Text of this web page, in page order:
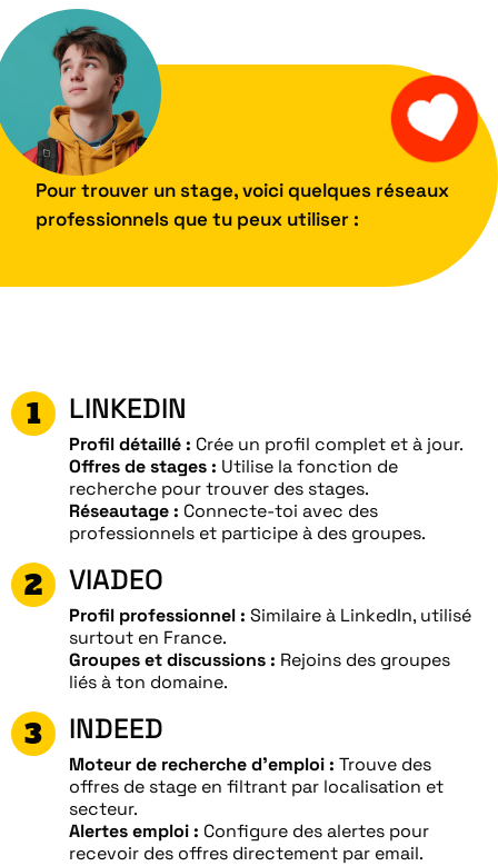
Pour trouver un stage, voici quelques réseaux
professionnels que tu peux utiliser :
LINKEDIN
Profil détaillé : Crée un profil complet et à jour.
Offres de stages : Utilise la fonction de
recherche pour trouver des stages.
Réseautage : Connecte-toi avec des
professionnels et participe à des groupes.
VIADEO
Profil professionnel : Similaire à LinkedIn, utilisé
surtout en France.
Groupes et discussions : Rejoins des groupes
liés à ton domaine.
INDEED
Moteur de recherche d’emploi : Trouve des
offres de stage en filtrant par localisation et
secteur.
Alertes emploi : Configure des alertes pour
recevoir des offres directement par email.